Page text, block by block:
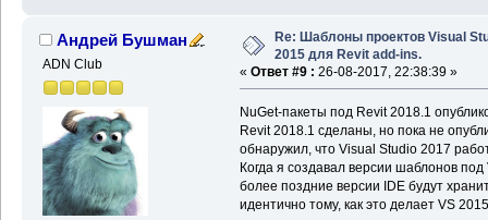
Андрей Бушман
ADN Club
Re: Шаблоны проектов Visual
2015 для Revit add-ins.
« Ответ #9 : 26-08-2017, 22:38:39 »
NuGet-пакеты под Revit 2018.1
Revit 2018.1 сделаны, но пока не
обнаружил, что Visual Studio 2017
Когда я создавал версии шаблонов
более поздние версии IDE будут
идентично тому, как это делает VS